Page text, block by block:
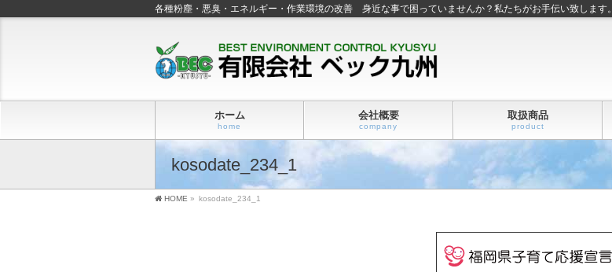
各種粉塵・悪臭・エネルギー・作業環境の改善 身近な事で困っていませんか？私たちがお手伝い致します。
ホーム
home
会社概要
company
取扱商品
product
kosodate_234_1
HOME » kosodate_234_1